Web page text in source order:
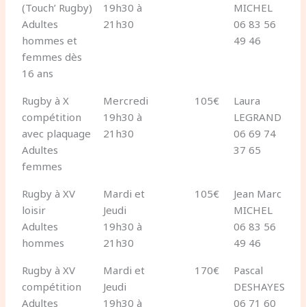
(Touch’ Rugby)
Adultes
hommes et
femmes dès
16 ans
19h30 à
21h30
MICHEL
06 83 56
49 46
Rugby à X
compétition
avec plaquage
Adultes
femmes
Mercredi
19h30 à
21h30
105€
Laura
LEGRAND
06 69 74
37 65
Rugby à XV
loisir
Adultes
hommes
Mardi et
Jeudi
19h30 à
21h30
105€
Jean Marc
MICHEL
06 83 56
49 46
Rugby à XV
compétition
Adultes
Mardi et
Jeudi
19h30 à
170€
Pascal
DESHAYES
06 71 60